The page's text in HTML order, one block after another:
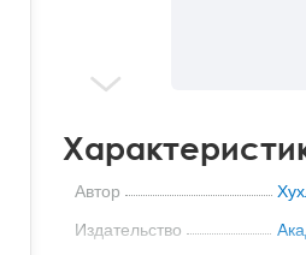
Автор
Издательство